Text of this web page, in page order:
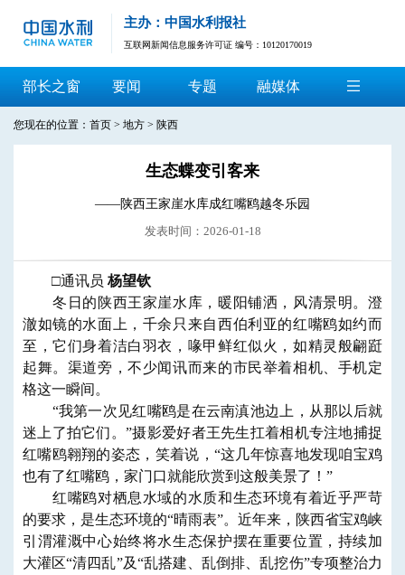
主办：中国水利报社
互联网新闻信息服务许可证 编号：10120170019
部长之窗 要闻 专题 融媒体
您现在的位置： 首页 > 地方 > 陕西
生态蝶变引客来
——陕西王家崖水库成红嘴鸥越冬乐园
发表时间：2026-01-18
□通讯员 杨望钦
冬日的陕西王家崖水库，暖阳铺洒，风清景明。澄
澈如镜的水面上，千余只来自西伯利亚的红嘴鸥如约而
至，它们身着洁白羽衣，喙甲鲜红似火，如精灵般翩跹
起舞。渠道旁，不少闻讯而来的市民举着相机、手机定
格这一瞬间。
“我第一次见红嘴鸥是在云南滇池边上，从那以后就
迷上了拍它们。”摄影爱好者王先生扛着相机专注地捕捉
红嘴鸥翱翔的姿态，笑着说，“这几年惊喜地发现咱宝鸡
也有了红嘴鸥，家门口就能欣赏到这般美景了！”
红嘴鸥对栖息水域的水质和生态环境有着近乎严苛
的要求，是生态环境的“晴雨表”。近年来，陕西省宝鸡峡
引渭灌溉中心始终将水生态保护摆在重要位置，持续加
大灌区“清四乱”及“乱搭建、乱倒排、乱挖伤”专项整治力